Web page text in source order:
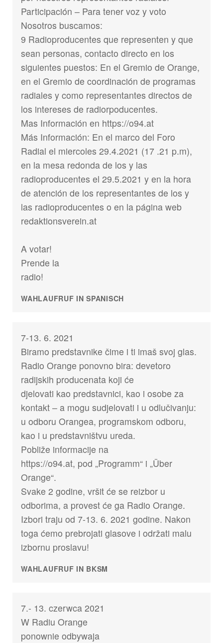
Participación – Para tener voz y voto
Nosotros buscamos:
9 Radioproducentes que representen y que
sean personas, contacto directo en los
siguientes puestos: En el Gremio de Orange,
en el Gremio de coordinación de programas
radiales y como representantes directos de
los intereses de radiorpoducentes.
Mas Información en https://o94.at
Más Información: En el marco del Foro
Radial el miercoles 29.4.2021 (17 .21 p.m),
en la mesa redonda de los y las
radioproducentes el 29.5.2021 y en la hora
de atención de los representantes de los y
las radioproducentes o en la página web
redaktionsverein.at
A votar!
Prende la
radio!
WAHLAUFRUF IN SPANISCH
7-13. 6. 2021
Biramo predstavnike čime i ti imaš svoj glas.
Radio Orange ponovno bira: devetoro
radijskih producenata koji će
djelovati kao predstavnici, kao i osobe za
kontakt – a mogu sudjelovati i u odlučivanju:
u odboru Orangea, programskom odboru,
kao i u predstavništvu ureda.
Pobliže informacije na
https://o94.at, pod „Programm“ i „Über
Orange“.
Svake 2 godine, vršit će se reizbor u
odborima, a provest će ga Radio Orange.
Izbori traju od 7-13. 6. 2021 godine. Nakon
toga ćemo prebrojati glasove i održati malu
izbornu proslavu!
WAHLAUFRUF IN BKSM
7.- 13. czerwca 2021
W Radiu Orange
ponownie odbywaja